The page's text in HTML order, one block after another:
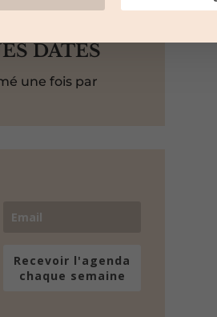
DATES
une fois par
Recevoir l'agenda
chaque semaine